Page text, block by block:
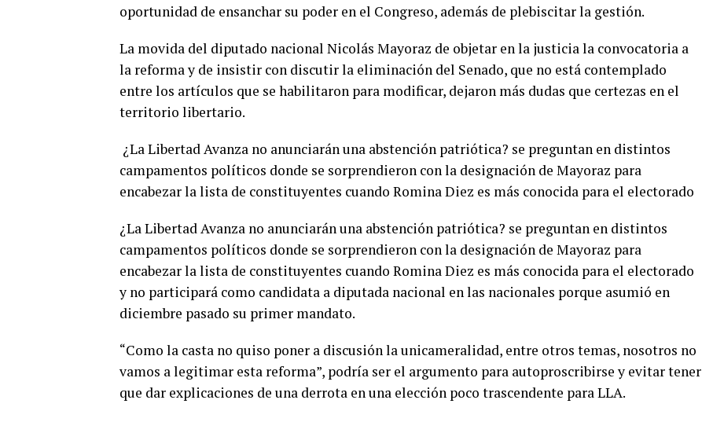
oportunidad de ensanchar su poder en el Congreso, además de plebiscitar la gestión.
La movida del diputado nacional Nicolás Mayoraz de objetar en la justicia la convocatoria a
la reforma y de insistir con discutir la eliminación del Senado, que no está contemplado
entre los artículos que se habilitaron para modificar, dejaron más dudas que certezas en el
territorio libertario.
¿La Libertad Avanza no anunciarán una abstención patriótica? se preguntan en distintos
campamentos políticos donde se sorprendieron con la designación de Mayoraz para
encabezar la lista de constituyentes cuando Romina Diez es más conocida para el electorado
¿La Libertad Avanza no anunciarán una abstención patriótica? se preguntan en distintos
campamentos políticos donde se sorprendieron con la designación de Mayoraz para
encabezar la lista de constituyentes cuando Romina Diez es más conocida para el electorado
y no participará como candidata a diputada nacional en las nacionales porque asumió en
diciembre pasado su primer mandato.
“Como la casta no quiso poner a discusión la unicameralidad, entre otros temas, nosotros no
vamos a legitimar esta reforma”, podría ser el argumento para autoproscribirse y evitar tener
que dar explicaciones de una derrota en una elección poco trascendente para LLA.